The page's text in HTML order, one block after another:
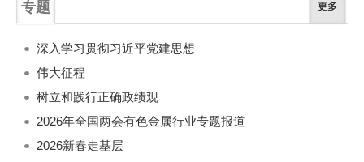
专题 更多
深入学习贯彻习近平党建思想
伟大征程
树立和践行正确政绩观
2026年全国两会有色金属行业专题报道
2026新春走基层